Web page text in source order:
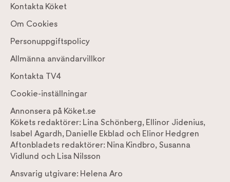
Kontakta Köket
Om Cookies
Personuppgiftspolicy
Allmänna användarvillkor
Kontakta TV4
Cookie-inställningar
Annonsera på Köket.se
Kökets redaktörer: Lina Schönberg, Ellinor Jidenius,
Isabel Agardh, Danielle Ekblad och Elinor Hedgren
Aftonbladets redaktörer: Nina Kindbro, Susanna
Vidlund och Lisa Nilsson
Ansvarig utgivare: Helena Aro